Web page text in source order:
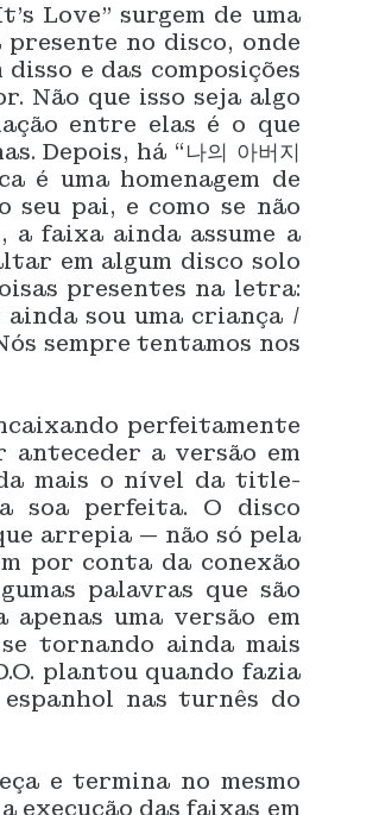
Love” surgem de uma
no disco, onde
e das composições
Não que isso seja algo
entre elas é o que
Depois, há “나의 아버지
é uma homenagem de
seu pai, e como se não
a faixa ainda assume a
em algum disco solo
presentes na letra:
ainda sou uma criança /
sempre tentamos nos
perfeitamente
a versão em
mais o nível da title-
soa perfeita. O disco
arrepia — não só pela
por conta da conexão
palavras que são
apenas uma versão em
tornando ainda mais
plantou quando fazia
nas turnês do
e termina no mesmo
execução das faixas em